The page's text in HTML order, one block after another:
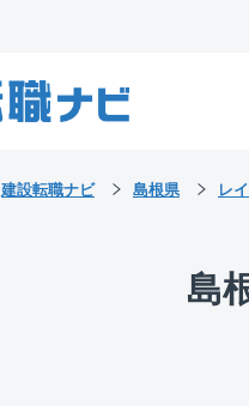
島
建設転職ナビ 島根県 レ